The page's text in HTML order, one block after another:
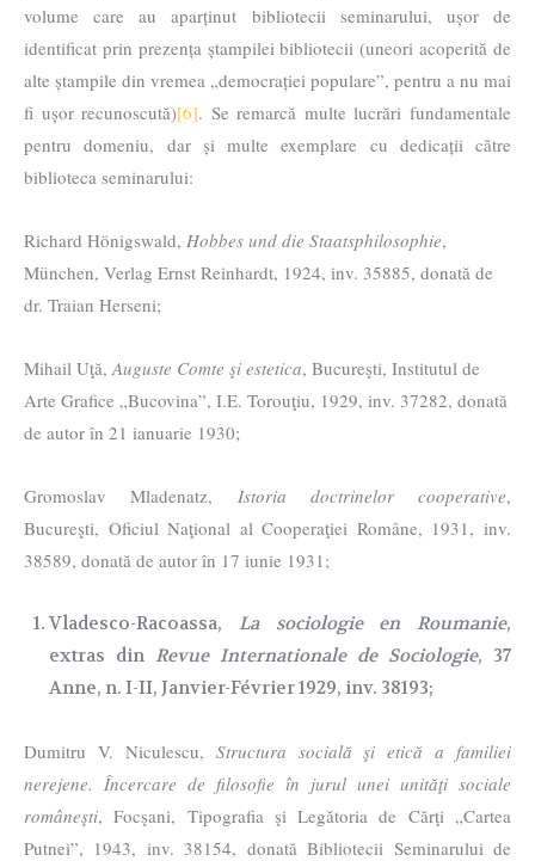
volume care au aparținut bibliotecii seminarului, ușor de
identificat prin prezența ștampilei bibliotecii (uneori acoperită de
alte ștampile din vremea „democrației populare”, pentru a nu mai
fi ușor recunoscută)[6]. Se remarcă multe lucrări fundamentale
pentru domeniu, dar și multe exemplare cu dedicații către
biblioteca seminarului:
Richard Hönigswald, Hobbes und die Staatsphilosophie,
München, Verlag Ernst Reinhardt, 1924, inv. 35885, donată de
dr. Traian Herseni;
Mihail Uţă, Auguste Comte şi estetica, Bucureşti, Institutul de
Arte Grafice „Bucovina”, I.E. Torouţiu, 1929, inv. 37282, donată
de autor în 21 ianuarie 1930;
Gromoslav Mladenatz, Istoria doctrinelor cooperative,
Bucureşti, Oficiul Naţional al Cooperaţiei Române, 1931, inv.
38589, donată de autor în 17 iunie 1931;
Vladesco-Racoassa, La sociologie en Roumanie,
extras din Revue Internationale de Sociologie, 37
Anne, n. I-II, Janvier-Février 1929, inv. 38193;
Dumitru V. Niculescu, Structura socială şi etică a familiei
nerejene. Încercare de filosofie în jurul unei unităţi sociale
româneşti, Focşani, Tipografia şi Legătoria de Cărţi „Cartea
Putnei”, 1943, inv. 38154, donată Bibliotecii Seminarului de